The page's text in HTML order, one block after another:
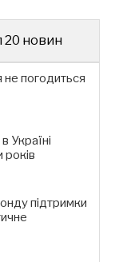
20 новин
не погодиться
Україні
років
підтримки